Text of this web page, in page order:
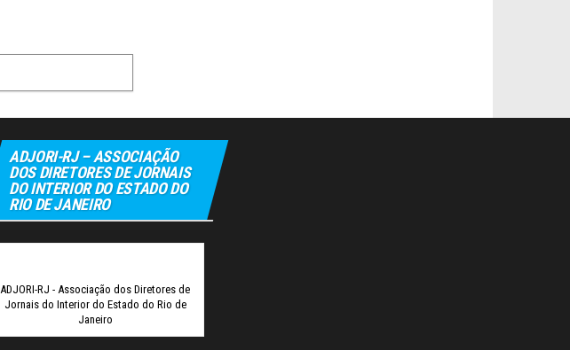
ADJORI-RJ – ASSOCIAÇÃO
DOS DIRETORES DE JORNAIS
DO INTERIOR DO ESTADO DO
RIO DE JANEIRO
ADJORI-RJ - Associação dos Diretores de
Jornais do Interior do Estado do Rio de
Janeiro